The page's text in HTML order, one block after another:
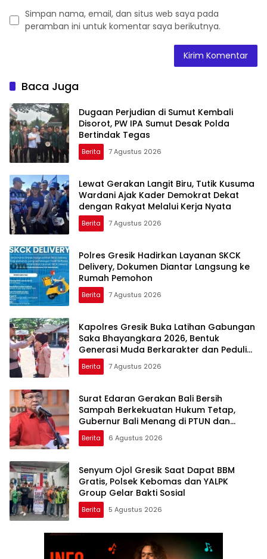
Simpan nama, email, dan situs web saya pada
peramban ini untuk komentar saya berikutnya.
Baca Juga
Dugaan Perjudian di Sumut Kembali
Disorot, PW IPA Sumut Desak Polda
Bertindak Tegas
Berita 7 Agustus 2026
Lewat Gerakan Langit Biru, Tutik Kusuma
Wardani Ajak Kader Demokrat Dekat
dengan Rakyat Melalui Kerja Nyata
Berita 7 Agustus 2026
Polres Gresik Hadirkan Layanan SKCK
Delivery, Dokumen Diantar Langsung ke
Rumah Pemohon
Berita 7 Agustus 2026
Kapolres Gresik Buka Latihan Gabungan
Saka Bhayangkara 2026, Bentuk
Generasi Muda Berkarakter dan Peduli
Kamtibmas
Berita 7 Agustus 2026
Surat Edaran Gerakan Bali Bersih
Sampah Berkekuatan Hukum Tetap,
Gubernur Bali Menang di PTUN dan
Banding
Berita 6 Agustus 2026
Senyum Ojol Gresik Saat Dapat BBM
Gratis, Polsek Kebomas dan YALPK
Group Gelar Bakti Sosial
Berita 5 Agustus 2026